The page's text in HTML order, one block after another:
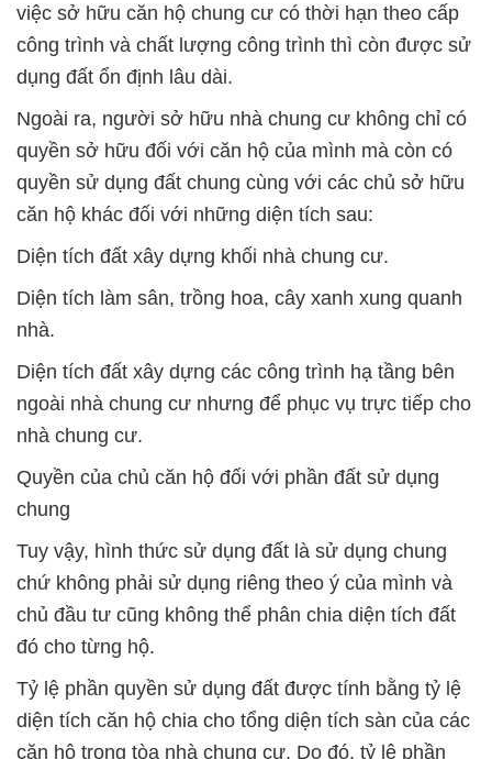
việc sở hữu căn hộ chung cư có thời hạn theo cấp
công trình và chất lượng công trình thì còn được sử
dụng đất ổn định lâu dài.
Ngoài ra, người sở hữu nhà chung cư không chỉ có
quyền sở hữu đối với căn hộ của mình mà còn có
quyền sử dụng đất chung cùng với các chủ sở hữu
căn hộ khác đối với những diện tích sau:
Diện tích đất xây dựng khối nhà chung cư.
Diện tích làm sân, trồng hoa, cây xanh xung quanh
nhà.
Diện tích đất xây dựng các công trình hạ tầng bên
ngoài nhà chung cư nhưng để phục vụ trực tiếp cho
nhà chung cư.
Quyền của chủ căn hộ đối với phần đất sử dụng
chung
Tuy vậy, hình thức sử dụng đất là sử dụng chung
chứ không phải sử dụng riêng theo ý của mình và
chủ đầu tư cũng không thể phân chia diện tích đất
đó cho từng hộ.
Tỷ lệ phần quyền sử dụng đất được tính bằng tỷ lệ
diện tích căn hộ chia cho tổng diện tích sàn của các
căn hộ trong tòa nhà chung cư. Do đó, tỷ lệ phần